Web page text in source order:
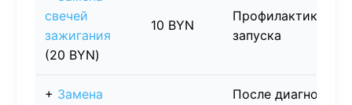
свечей
зажигания
(20 BYN)
10 BYN
Профилактика
запуска
+ Замена
После